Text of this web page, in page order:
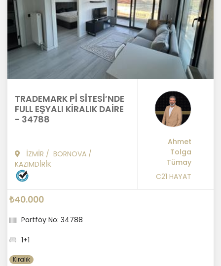
TRADEMARK Pİ SİTESİ’NDE
FULL EŞYALI KİRALIK DAİRE
- 34788
İZMİR / BORNOVA /
KAZIMDİRİK
Ahmet
Tolga
Tümay
C21 HAYAT
₺40.000
Portföy No: 34788
1+1
Kiralık